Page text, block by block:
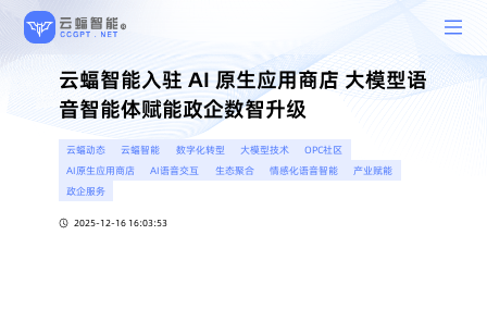
云蝠智能入驻 AI 原生应用商店 大模型语
音智能体赋能政企数智升级
云蝠动态 云蝠智能 数字化转型 大模型技术
OPC社区
AI原生应用商店
AI语音交互 生态聚合 情感化语音智能
产业赋能
政企服务
2025-12-16 16:03:53